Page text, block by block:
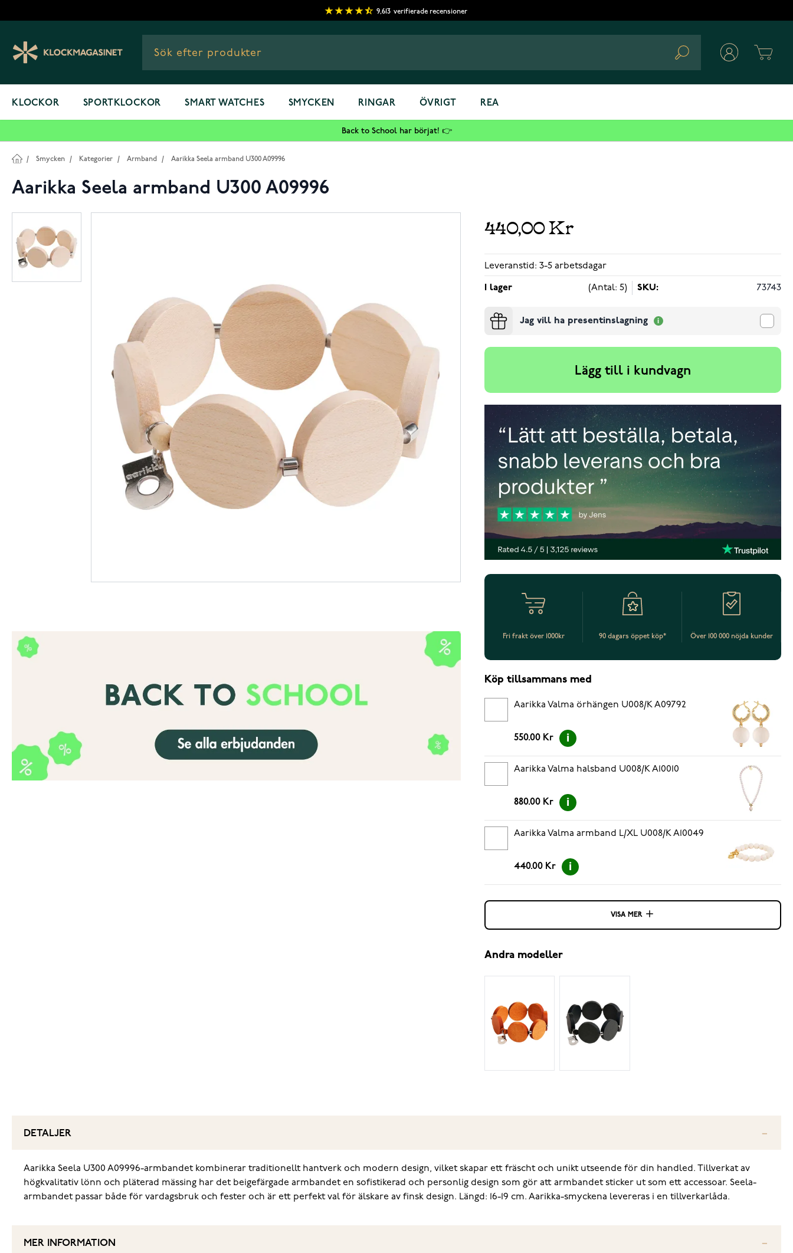
9,613 verifierade recensioner
Search
KLOCKOR SPORTKLOCKOR SMART WATCHES SMYCKEN RINGAR ÖVRIGT REA
Back to School har börjat! 👉
/ Smycken / Kategorier / Armband / Aarikka Seela armband U300 A09996
Aarikka Seela armband U300 A09996
440,00 Kr
Leveranstid: 3-5 arbetsdagar
I lager (Antal: 5) SKU: 73743
Jag vill ha presentinslagning
Lägg till i kundvagn
Fri frakt över 1000kr 90 dagars öppet köp* Över 100 000 nöjda kunder
Köp tillsammans med
Aarikka Valma örhängen U008/K A09792
550.00 Kr
Aarikka Valma halsband U008/K A10010
880.00 Kr
Aarikka Valma armband L/XL U008/K A10049
440.00 Kr
VISA MER
Andra modeller
DETALJER
Aarikka Seela U300 A09996-armbandet kombinerar traditionellt hantverk och modern design, vilket skapar ett fräscht och unikt utseende för din handled. Tillverkat av
högkvalitativ lönn och pläterad mässing har det beigefärgade armbandet en sofistikerad och personlig design som gör att armbandet sticker ut som ett accessoar. Seela-
armbandet passar både för vardagsbruk och fester och är ett perfekt val för älskare av finsk design. Längd: 16-19 cm. Aarikka-smyckena levereras i en tillverkarlåda.
MER INFORMATION